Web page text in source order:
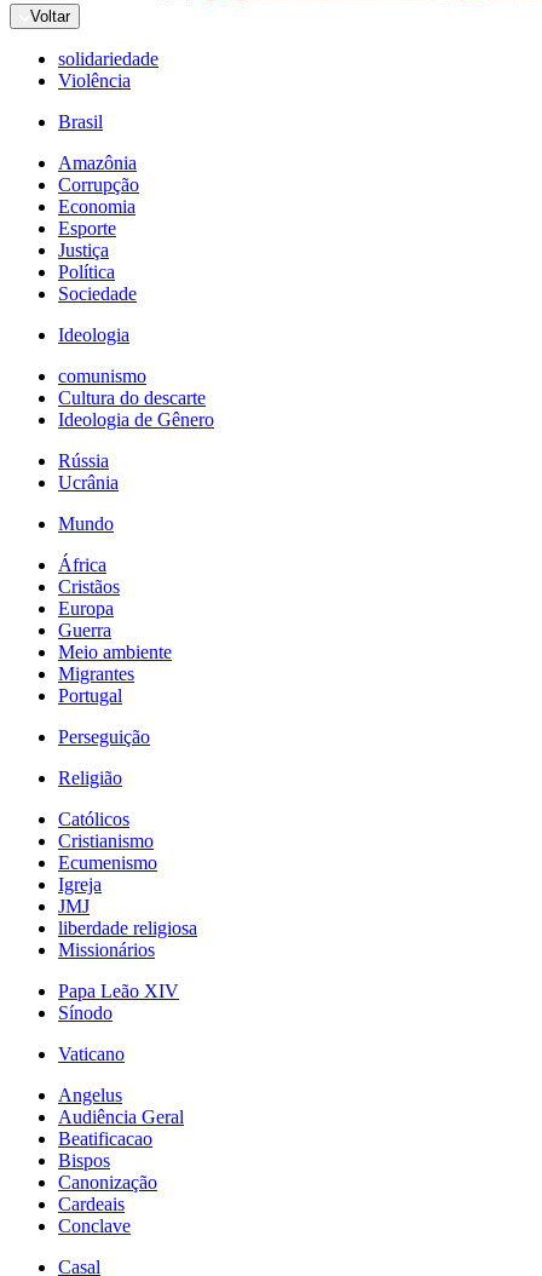
Voltar
solidariedade
Violência
Brasil
Amazônia
Corrupção
Economia
Esporte
Justiça
Política
Sociedade
Ideologia
comunismo
Cultura do descarte
Ideologia de Gênero
Rússia
Ucrânia
Mundo
África
Cristãos
Europa
Guerra
Meio ambiente
Migrantes
Portugal
Perseguição
Religião
Católicos
Cristianismo
Ecumenismo
Igreja
JMJ
liberdade religiosa
Missionários
Papa Leão XIV
Sínodo
Vaticano
Angelus
Audiência Geral
Beatificacao
Bispos
Canonização
Cardeais
Conclave
Casal